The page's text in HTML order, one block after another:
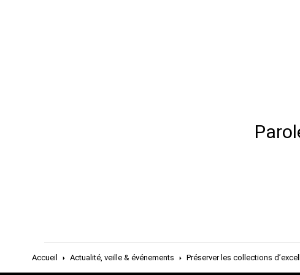
Accueil Actualité, veille & événements Préserver les collections